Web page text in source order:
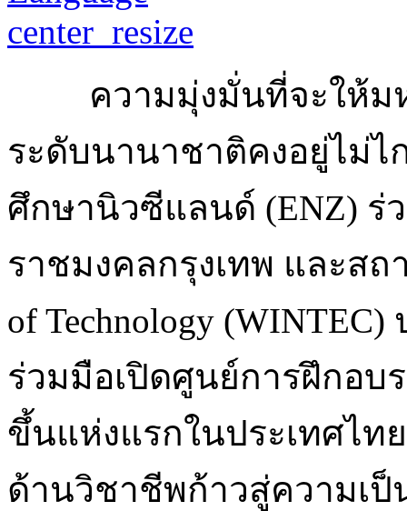
ความมุ่งมั่นที่จะให้ม
ระดับนานาชาติคงอยู่ไม่ไ
ศึกษานิวซีแลนด์ (ENZ) ร่
ราชมงคลกรุงเทพ และสถ
of Technology
ร่วมมือเปิดศูนย์การฝึกอ
ขึ้นแห่งแรกในประเทศไ
ด้านวิชาชีพก้าวสู่ความเ